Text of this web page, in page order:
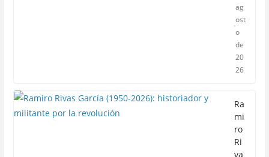
ag
ost
o
de
20
26
Ra
mi
ro
Ri
va